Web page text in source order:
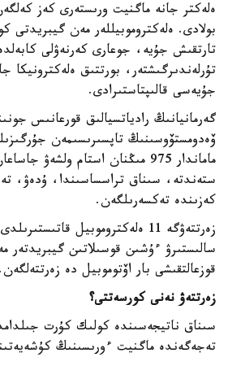
ەلەكتر جانە ماگنيت ورىستەرى كەز
بولادى. ەلەكتروموبيللەر مەن گيبريدتى
تارتقىش جۇيە، جوعارى كەرنەۋلى
تۇرلەندىرگىشتەر، بورتتىق ەلەكترونيكا
جۇيەسى قالىپتاستىرادى.
گەرمانيانىڭ رادياتسيالىق قورعانىس
ۆەدومستۆوسىنىڭ تاپسىرىسىمەن
ماماندار 975 مىڭنان استام ولشەۋ
ستەندتە، سىناق تراسساسىندا، ۇدەۋ،
كەزىندە تەكسەرىلگەن.
زەرتتەۋگە 11 ەلەكتروموبيل
سالىستىرۋ ءۇشىن قوسىلاتىن گيبريدتەر
قوزعالتقىشى بار اۆتوموبيل دە زەرتتەلگەن.
زەرتتەۋ نەنى كورسەتتى؟
سىناق ناتيجەسىندە كولىك كۇرت
تەجەگەندە ماگنيت ءورىسىنىڭ